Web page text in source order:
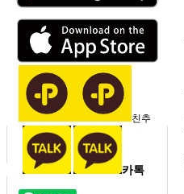
친추
카톡